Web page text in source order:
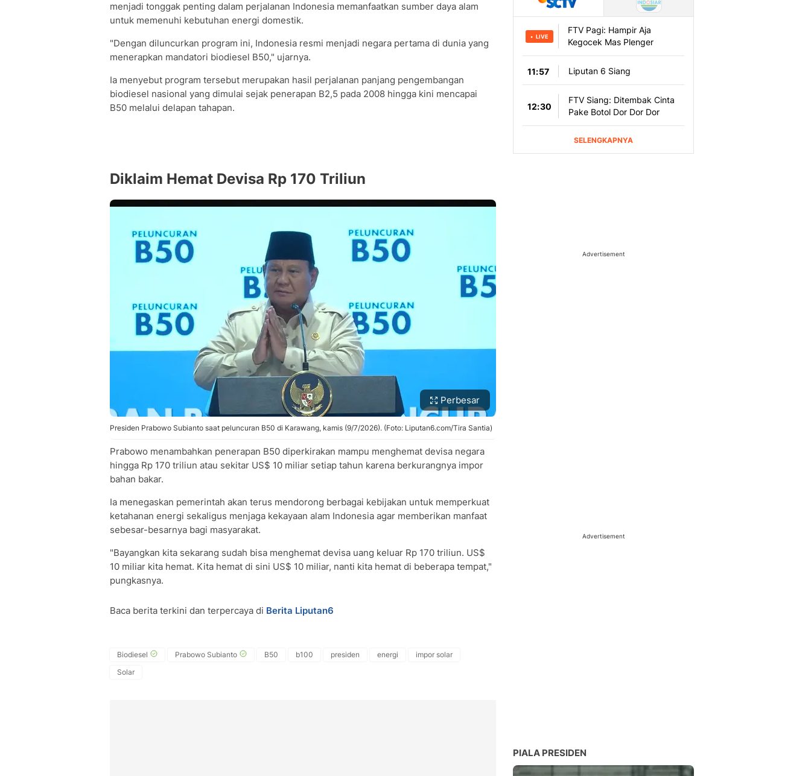
menjadi tonggak penting dalam perjalanan Indonesia memanfaatkan sumber daya alam
untuk memenuhi kebutuhan energi domestik.
"Dengan diluncurkan program ini, Indonesia resmi menjadi negara pertama di dunia yang
menerapkan mandatori biodiesel B50," ujarnya.
Ia menyebut program tersebut merupakan hasil perjalanan panjang pengembangan
biodiesel nasional yang dimulai sejak penerapan B2,5 pada 2008 hingga kini mencapai
B50 melalui delapan tahapan.
Diklaim Hemat Devisa Rp 170 Triliun
Perbesar
Presiden Prabowo Subianto saat peluncuran B50 di Karawang, kamis (9/7/2026). (Foto: Liputan6.com/Tira Santia)
Prabowo menambahkan penerapan B50 diperkirakan mampu menghemat devisa negara
hingga Rp 170 triliun atau sekitar US$ 10 miliar setiap tahun karena berkurangnya impor
bahan bakar.
Ia menegaskan pemerintah akan terus mendorong berbagai kebijakan untuk memperkuat
ketahanan energi sekaligus menjaga kekayaan alam Indonesia agar memberikan manfaat
sebesar-besarnya bagi masyarakat.
"Bayangkan kita sekarang sudah bisa menghemat devisa uang keluar Rp 170 triliun. US$
10 miliar kita hemat. Kita hemat di sini US$ 10 miliar, nanti kita hemat di beberapa tempat,"
pungkasnya.
Baca berita terkini dan terpercaya di Berita Liputan6
Biodiesel Prabowo Subianto B50 b100 presiden energi
impor solar
Solar
Advertisement
Advertisement
PIALA PRESIDEN